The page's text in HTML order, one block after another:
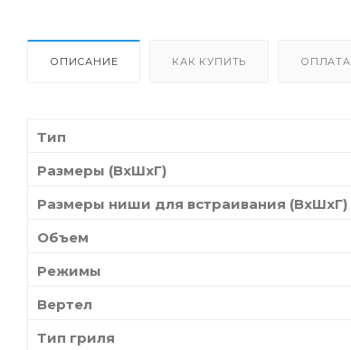
ОПИСАНИЕ КАК КУПИТЬ ОПЛАТА
Тип
Размеры (ВхШхГ)
Размеры ниши для встраивания (ВхШхГ)
Объем
Режимы
Вертел
Тип гриля